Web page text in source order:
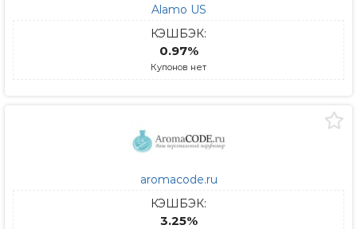
Alamo US
КЭШБЭК:
0.97%
Купонов нет
aromacode.ru
КЭШБЭК:
3.25%